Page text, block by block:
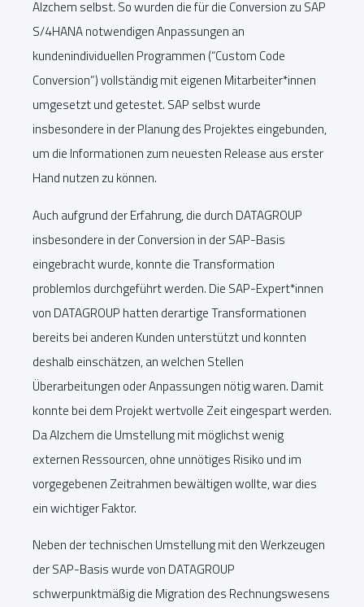
Alzchem selbst. So wurden die für die Conversion zu SAP
S/4HANA notwendigen Anpassungen an
kundenindividuellen Programmen (“Custom Code
Conversion”) vollständig mit eigenen Mitarbeiter*innen
umgesetzt und getestet. SAP selbst wurde
insbesondere in der Planung des Projektes eingebunden,
um die Informationen zum neuesten Release aus erster
Hand nutzen zu können.
Auch aufgrund der Erfahrung, die durch DATAGROUP
insbesondere in der Conversion in der SAP-Basis
eingebracht wurde, konnte die Transformation
problemlos durchgeführt werden. Die SAP-Expert*innen
von DATAGROUP hatten derartige Transformationen
bereits bei anderen Kunden unterstützt und konnten
deshalb einschätzen, an welchen Stellen
Überarbeitungen oder Anpassungen nötig waren. Damit
konnte bei dem Projekt wertvolle Zeit eingespart werden.
Da Alzchem die Umstellung mit möglichst wenig
externen Ressourcen, ohne unnötiges Risiko und im
vorgegebenen Zeitrahmen bewältigen wollte, war dies
ein wichtiger Faktor.
Neben der technischen Umstellung mit den Werkzeugen
der SAP-Basis wurde von DATAGROUP
schwerpunktmäßig die Migration des Rechnungswesens